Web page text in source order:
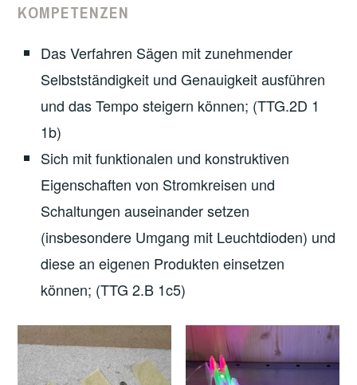
KOMPETENZEN
Das Verfahren Sägen mit zunehmender
Selbstständigkeit und Genauigkeit ausführen
und das Tempo steigern können; (TTG.2D 1
1b)
Sich mit funktionalen und konstruktiven
Eigenschaften von Stromkreisen und
Schaltungen auseinander setzen
(insbesondere Umgang mit Leuchtdioden) und
diese an eigenen Produkten einsetzen
können; (TTG 2.B 1c5)